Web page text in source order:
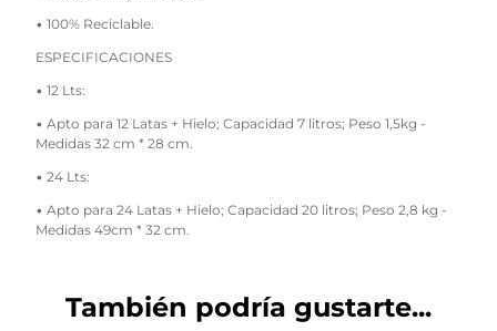
• 100% Reciclable.
ESPECIFICACIONES
• 12 Lts:
• Apto para 12 Latas + Hielo; Capacidad 7 litros; Peso 1,5kg -
Medidas 32 cm * 28 cm.
• 24 Lts:
• Apto para 24 Latas + Hielo; Capacidad 20 litros; Peso 2,8 kg -
Medidas 49cm * 32 cm.
También podría gustarte...